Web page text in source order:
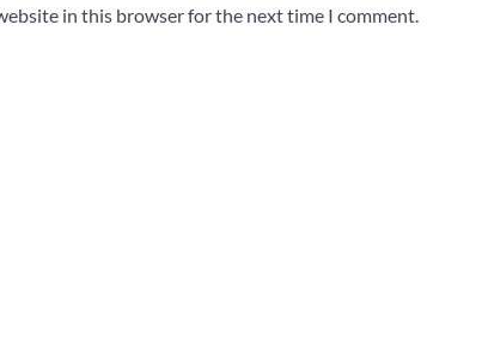
in this browser for the next time I comment.